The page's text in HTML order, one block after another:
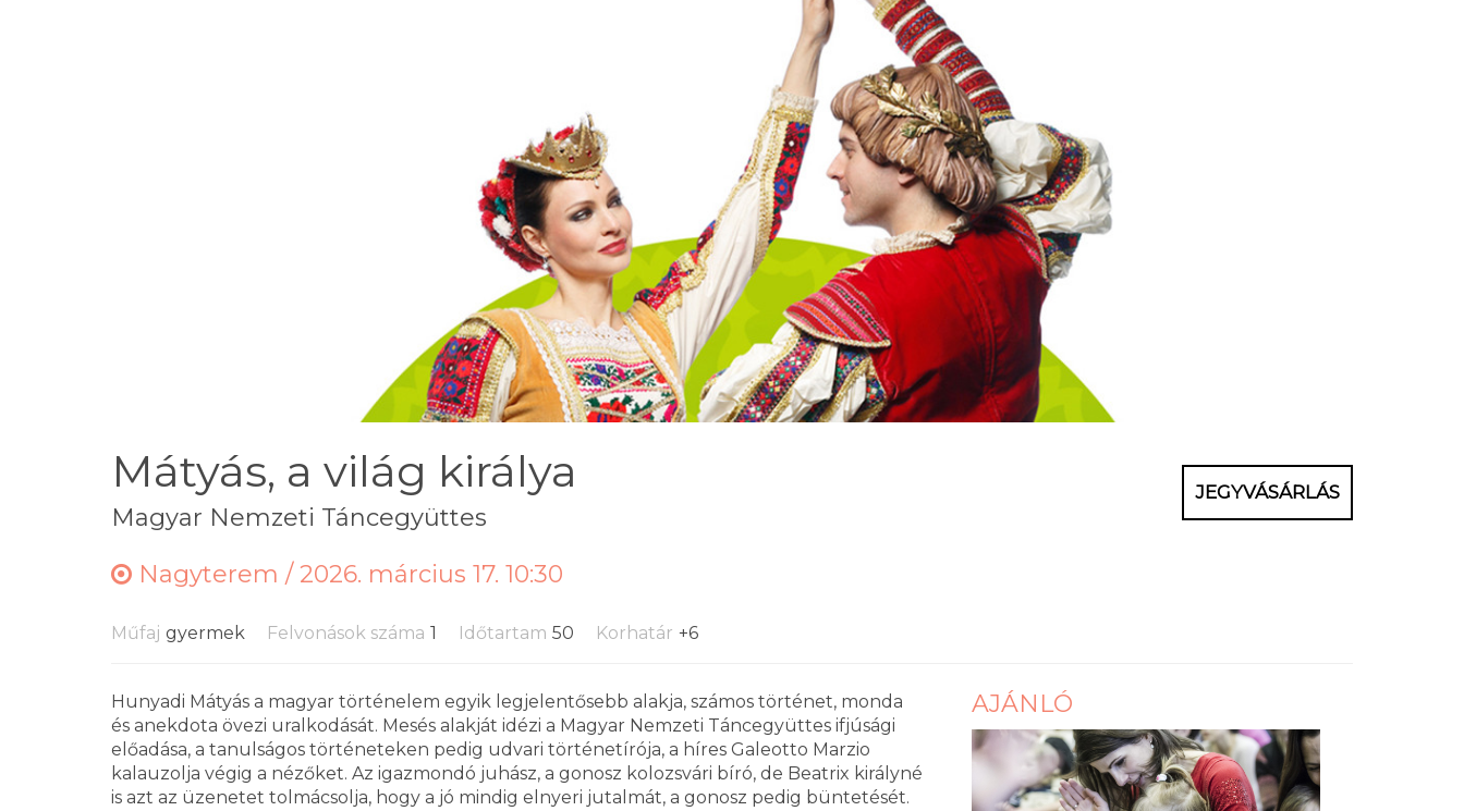
Mátyás, a világ királya
Magyar Nemzeti Táncegyüttes
JEGYVÁSÁRLÁS
Nagyterem / 2026. március 17. 10:30
Műfaj gyermek Felvonások száma 1 Időtartam 50 Korhatár +6
Hunyadi Mátyás a magyar történelem egyik legjelentősebb alakja, számos történet, monda
és anekdota övezi uralkodását. Mesés alakját idézi a Magyar Nemzeti Táncegyüttes ifjúsági
előadása, a tanulságos történeteken pedig udvari történetírója, a híres Galeotto Marzio
kalauzolja végig a nézőket. Az igazmondó juhász, a gonosz kolozsvári bíró, de Beatrix királyné
is azt az üzenetet tolmácsolja, hogy a jó mindig elnyeri jutalmát, a gonosz pedig büntetését.
AJÁNLÓ